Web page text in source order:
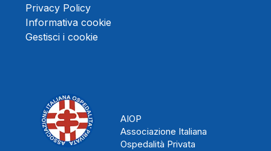
Privacy Policy
Informativa cookie
Gestisci i cookie
AIOP
Associazione Italiana
Ospedalità Privata